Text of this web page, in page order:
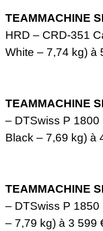
TEAMMACHINE
HRD – CRD-351
White – 7,74 kg) à
TEAMMACHINE
– DTSwiss P
Black – 7,69 kg) à
TEAMMACHINE
– DTSwiss P
– 7,79 kg) à 3 599